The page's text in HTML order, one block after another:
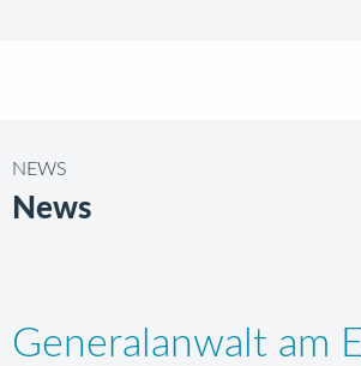
NEWS
News
Generalanwalt am